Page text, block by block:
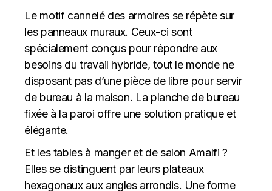
Le motif cannelé des armoires se répète sur
les panneaux muraux. Ceux-ci sont
spécialement conçus pour répondre aux
besoins du travail hybride, tout le monde ne
disposant pas d’une pièce de libre pour servir
de bureau à la maison. La planche de bureau
fixée à la paroi offre une solution pratique et
élégante.
Et les tables à manger et de salon Amalfi ?
Elles se distinguent par leurs plateaux
hexagonaux aux angles arrondis. Une forme